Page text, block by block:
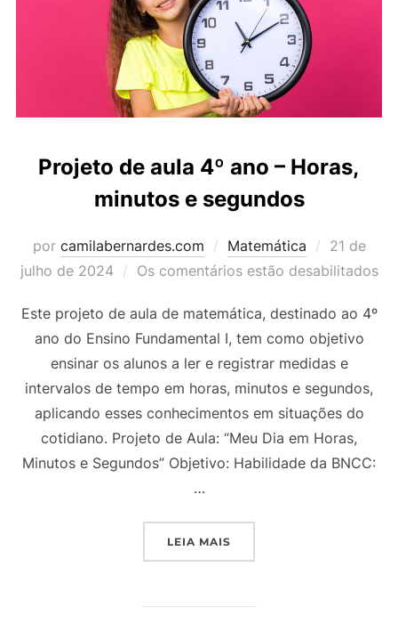
Projeto de aula 4º ano – Horas,
minutos e segundos
por camilabernardes.com Matemática
Postado
em
21 de
julho de 2024
Os comentários estão desabilitados
Este projeto de aula de matemática, destinado ao 4º
ano do Ensino Fundamental I, tem como objetivo
ensinar os alunos a ler e registrar medidas e
intervalos de tempo em horas, minutos e segundos,
aplicando esses conhecimentos em situações do
cotidiano. Projeto de Aula: “Meu Dia em Horas,
Minutos e Segundos” Objetivo: Habilidade da BNCC:
…
LEIA MAIS